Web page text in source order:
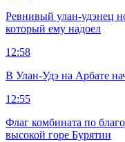
Ревнивый улан-удэнец
который ему надоел
12:58
В Улан-Удэ на Арбате
12:55
Флаг комбината по
высокой горе Бурятии